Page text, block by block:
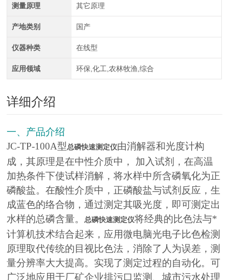
测量原理 其它原理
产地类别 国产
仪器种类 在线型
应用领域 环保,化工,农林牧渔,综合
详细介绍
一、产品介绍
JC-TP-100A型总磷快速测定仪由消解器和光度计构
成，其原理是在中性介质中， 加入试剂，在高温
加热条件下使试样消解，将水样中所含磷氧化为正
磷酸盐。在酸性介质中，正磷酸盐与试剂反应，生
成蓝色的络合物，通过测定其吸光度，即可测定出
水样的总磷含量。总磷快速测定仪将经典的比色法与*
计算机技术结合起来，应用微电脑光电子比色检测
原理取代传统的目视比色法，消除了人为误差，测
量分辨率大大提高。实现了测定过程的自动化。可
广泛地应用于厂矿企业排污口监测、城市污水处理